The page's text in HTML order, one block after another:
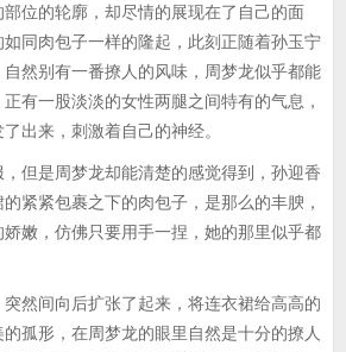
位的轮廓，却尽情的展现在了自己的面
同肉包子一样的隆起，此刻正随着孙玉宁
然别有一番撩人的风味，周梦龙似乎都能
有一股淡淡的女性两腿之间特有的气息，
出来，刺激着自己的神经。
是周梦龙却能清楚的感觉得到，孙迎香
紧紧包裹之下的肉包子，是那么的丰腴，
嫩，仿佛只要用手一捏，她的那里似乎都
间向后扩张了起来，将连衣裙给高高的
孤形，在周梦龙的眼里自然是十分的撩人